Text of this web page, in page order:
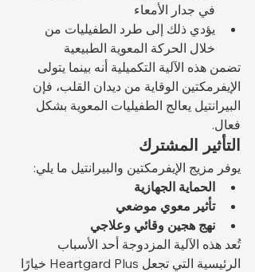
في جدار الأمعاء
يؤدي ذلك إلى طرد الطفيليات من
خلال الحركة المعوية الطبيعية
تضمن هذه الآلية التكميلية أنه بينما يتولى
الإيفرمكتين الوقاية من ديدان القلب، فإن
البيرانتيل يعالج الطفيليات المعوية بشكل
فعال.
التأثير المشترك
يوفر مزيج الإيفرمكتين والبيرانتيل ما يلي:
الحماية الجهازية
تأثير معوي موضعي
نهج هجين وقائي وعلاجي
تُعد هذه الآلية المزدوجة أحد الأسباب
الرئيسية التي تجعل Heartgard Plus خيارًا